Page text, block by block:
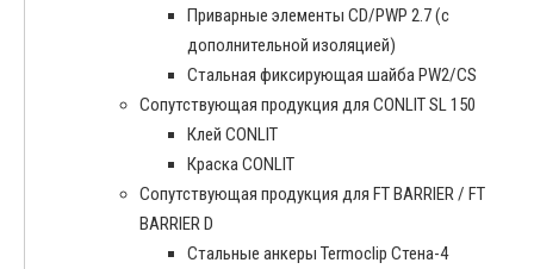
Приварные элементы CD/PWP 2.7 (с
дополнительной изоляцией)
Стальная фиксирующая шайба PW2/CS
Сопутствующая продукция для CONLIT SL 150
Клей CONLIT
Краска CONLIT
Сопутствующая продукция для FT BARRIER / FT
BARRIER D
Cтальные анкеры Termoclip Стена-4